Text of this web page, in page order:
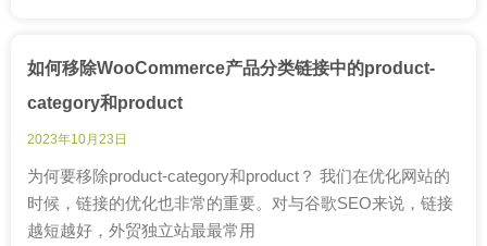
如何移除WooCommerce产品分类链接中的product-
category和product
2023年10月23日
为何要移除product-category和product？ 我们在优化网站的
时候，链接的优化也非常的重要。对与谷歌SEO来说，链接
越短越好，外贸独立站最最常用